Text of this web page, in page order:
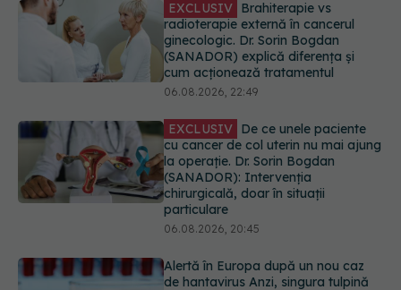
EXCLUSIV De ce unele paciente
cu cancer de col uterin nu mai ajung
la operație. Dr. Sorin Bogdan
(SANADOR): Intervenția
chirurgicală, doar în situații
particulare
Alertă în Europa după un nou caz
de hantavirus Anzi, singura tulpină
care se transmite de la om la om
06.08.2026, 20:06
putea primi salarii mai mari.
Sindicatele cer schimbarea legii